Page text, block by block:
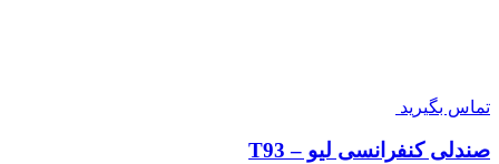
تماس بگیرید
صندلی کنفرانسی لیو – T93